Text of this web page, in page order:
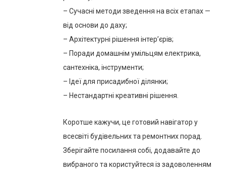
– Сучасні методи зведення на всіх етапах —
від основи до даху;
– Архітектурні рішення інтер’єрів;
– Поради домашнім умільцям електрика,
сантехніка, інструменти;
– Ідеї для присадибної ділянки;
– Нестандартні креативні рішення.
Коротше кажучи, це готовий навігатор у
всесвіті будівельних та ремонтних порад.
Зберігайте посилання собі, додавайте до
вибраного та користуйтеся із задоволенням